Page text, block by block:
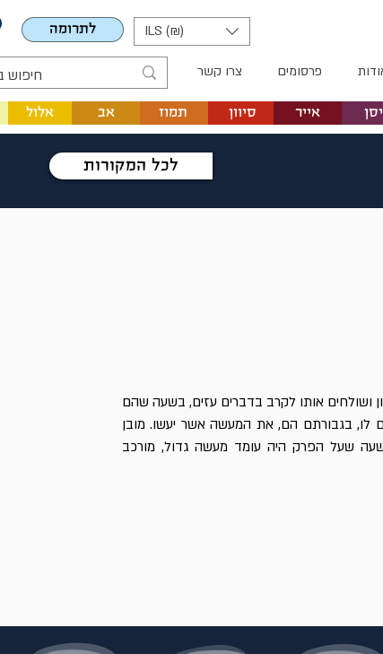
לתרומה ILS (₪)
פרסומים צרו קשר
אלול תמוז אב סיוון אייר
לכל המקורות
ושולחים אותו לקרב בדברים עזים, בשעה שהם
לו, בגבורתם הם, את המעשה אשר יעשו. מובן
שעל הפרק היה עומד מעשה גדול, מורכב